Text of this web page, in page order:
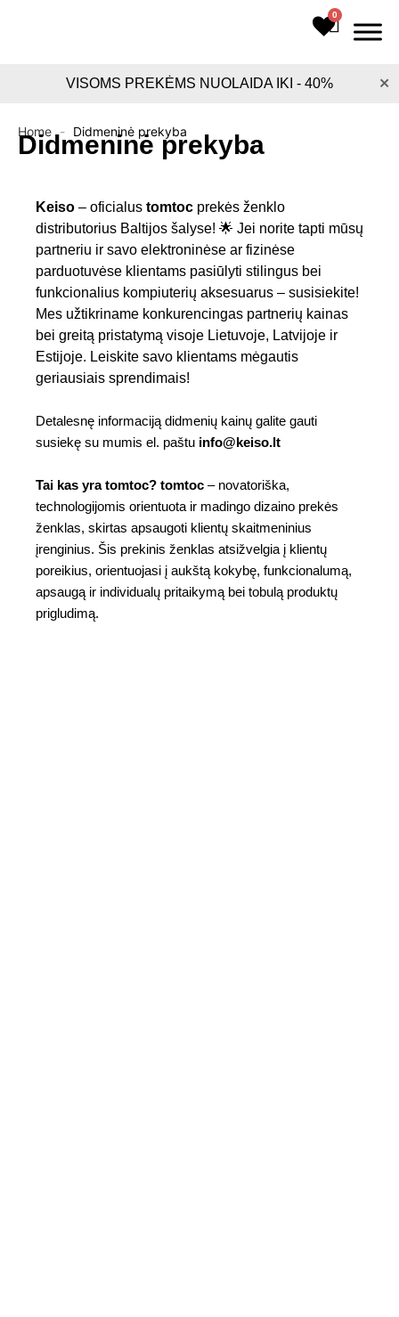
0 Cart
VISOMS PREKĖMS NUOLAIDA IKI - 40% ×
Home - Didmeninė prekyba
Didmeninė prekyba
Keiso – oficialus tomtoc prekės ženklo
distributorius Baltijos šalyse! 🌟 Jei norite tapti mūsų
partneriu ir savo elektroninėse ar fizinėse
parduotuvėse klientams pasiūlyti stilingus bei
funkcionalius kompiuterių aksesuarus – susisiekite!
Mes užtikriname konkurencingas partnerių kainas
bei greitą pristatymą visoje Lietuvoje, Latvijoje ir
Estijoje. Leiskite savo klientams mėgautis
geriausiais sprendimais!
Detalesnę informaciją didmenių kainų galite gauti
susiekę su mumis el. paštu info@keiso.lt
Tai kas yra tomtoc? tomtoc – novatoriška,
technologijomis orientuota ir madingo dizaino prekės
ženklas, skirtas apsaugoti klientų skaitmeninius
įrenginius. Šis prekinis ženklas atsižvelgia į klientų
poreikius, orientuojasi į aukštą kokybę, funkcionalumą,
apsaugą ir individualų pritaikymą bei tobulą produktų
prigludimą.